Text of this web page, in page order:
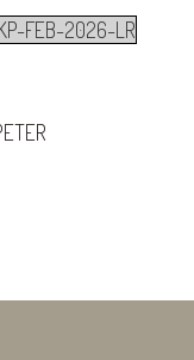
FEB-2026-LR